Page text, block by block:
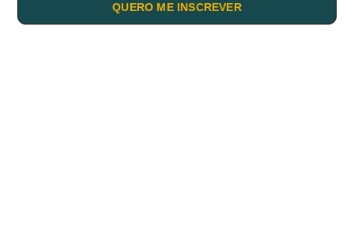
QUERO ME INSCREVER